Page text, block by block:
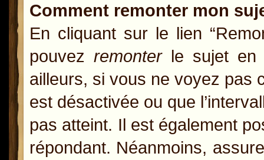
Comment remonter mon
En cliquant sur le lien
pouvez remonterle sujet en
ailleurs, si vous ne voyez pas
est désactivée ou que
pas atteint. Il est également
répondant. Néanmoins,